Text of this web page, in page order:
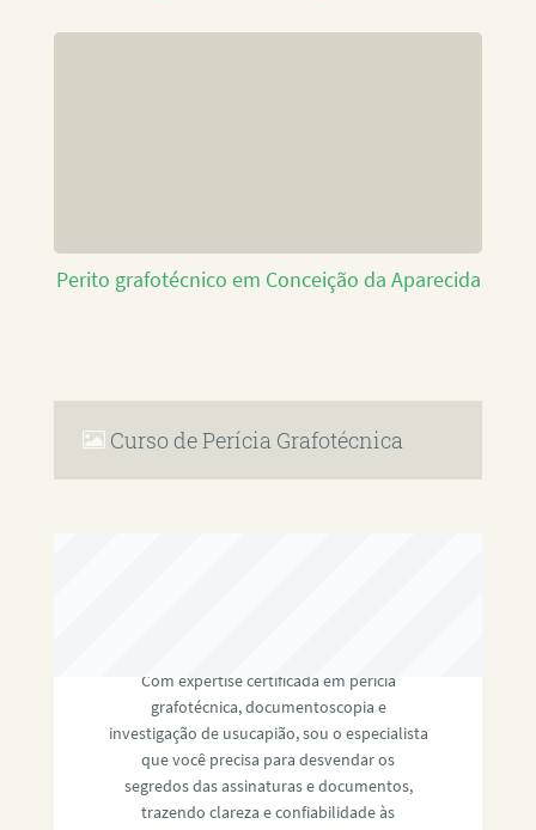
Perito grafotécnico em Conceição da Aparecida
Curso de Perícia Grafotécnica
Com expertise certificada em perícia
grafotécnica, documentoscopia e
investigação de usucapião, sou o especialista
que você precisa para desvendar os
segredos das assinaturas e documentos,
trazendo clareza e confiabilidade às